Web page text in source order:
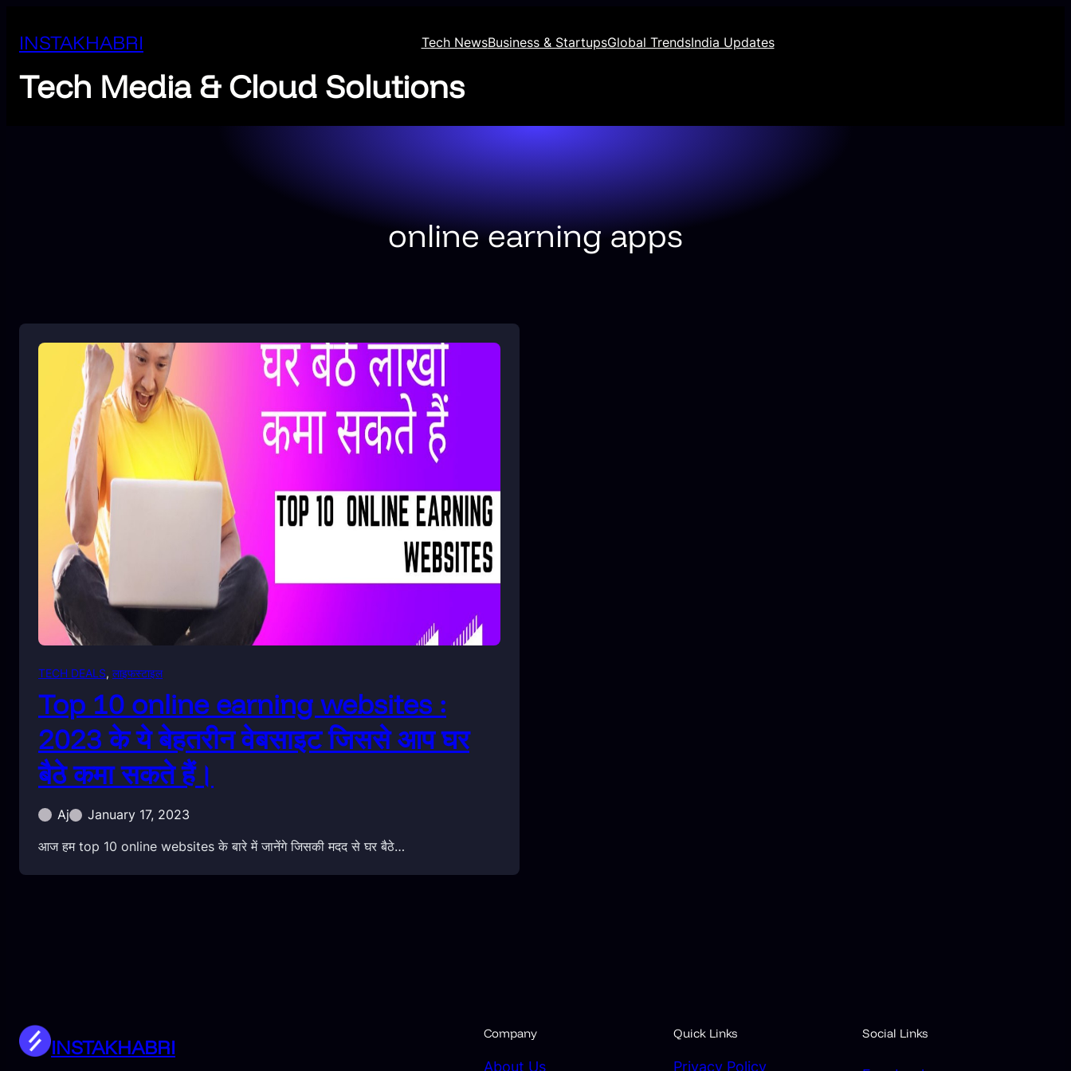
INSTAKHABRI Tech NewsBusiness & StartupsGlobal TrendsIndia Updates
Tech Media & Cloud Solutions
online earning apps
TECH DEALS, लाइफस्टाइल
Top 10 online earning websites :
2023 के ये बेहतरीन वेबसाइट जिससे आप घर
बैठे कमा सकते हैं।
Aj
January 17, 2023
आज हम top 10 online websites के बारे में जानेंगे जिसकी मदद से घर बैठे…
INSTAKHABRI
Company
About Us
Quick Links
Privacy Policy
Social Links